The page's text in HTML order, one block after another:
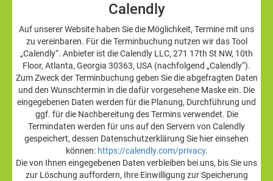
Calendly
Auf unserer Website haben Sie die Möglichkeit, Termine mit uns
zu vereinbaren. Für die Terminbuchung nutzen wir das Tool
„Calendly“. Anbieter ist die Calendly LLC, 271 17th St NW, 10th
Floor, Atlanta, Georgia 30363, USA (nachfolgend „Calendly“).
Zum Zweck der Terminbuchung geben Sie die abgefragten Daten
und den Wunschtermin in die dafür vorgesehene Maske ein. Die
eingegebenen Daten werden für die Planung, Durchführung und
ggf. für die Nachbereitung des Termins verwendet. Die
Termindaten werden für uns auf den Servern von Calendly
gespeichert, dessen Datenschutzerklärung Sie hier einsehen
können: https://calendly.com/privacy.
Die von Ihnen eingegebenen Daten verbleiben bei uns, bis Sie uns
zur Löschung auffordern, Ihre Einwilligung zur Speicherung